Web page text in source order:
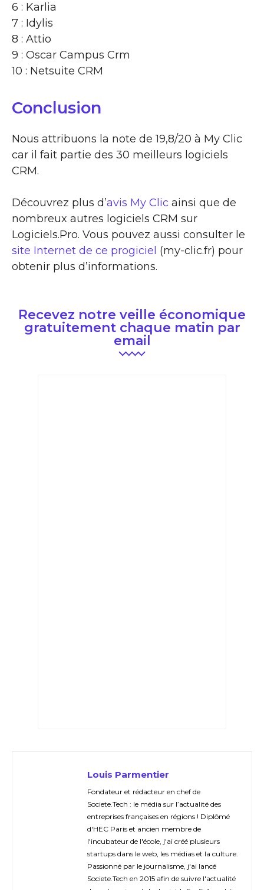
6 : Karlia
7 : Idylis
8 : Attio
9 : Oscar Campus Crm
10 : Netsuite CRM
Conclusion
Nous attribuons la note de 19,8/20 à My Clic
car il fait partie des 30 meilleurs logiciels
CRM.
Découvrez plus d’avis My Clic ainsi que de
nombreux autres logiciels CRM sur
Logiciels.Pro. Vous pouvez aussi consulter le
site Internet de ce progiciel (my-clic.fr) pour
obtenir plus d’informations.
Recevez notre veille économique
gratuitement chaque matin par
email
Louis Parmentier
Fondateur et rédacteur en chef de
Societe.Tech : le média sur l’actualité des
entreprises françaises en régions ! Diplômé
d'HEC Paris et ancien membre de
l'incubateur de l'école, j'ai créé plusieurs
startups dans le web, les médias et la culture.
Passionné par le journalisme, j'ai lancé
Societe.Tech en 2015 afin de suivre l'actualité